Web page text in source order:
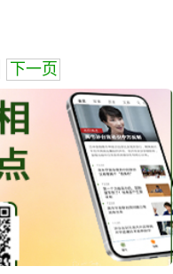
下一页